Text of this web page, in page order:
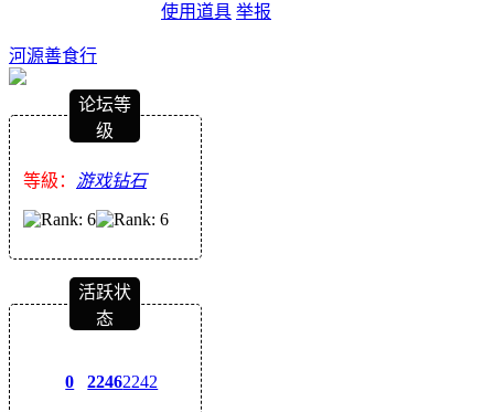
使用道具 举报
河源善食行
论坛等
级
等級： 游戏钻石
活跃状
态
0 22462242